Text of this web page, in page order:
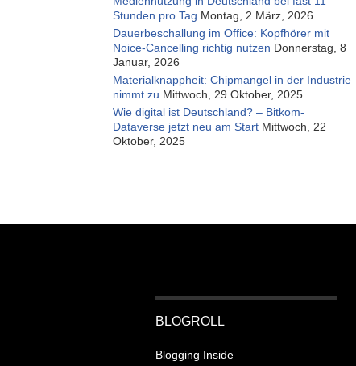
Stunden pro Tag Montag, 2 März, 2026
Dauerbeschallung im Office: Kopfhörer mit
Noice-Cancelling richtig nutzen Donnerstag, 8
Januar, 2026
Materialknappheit: Chipmangel in der Industrie
nimmt zu Mittwoch, 29 Oktober, 2025
Wie digital ist Deutschland? – Bitkom-
Dataverse jetzt neu am Start Mittwoch, 22
Oktober, 2025
BLOGROLL
Blogging Inside